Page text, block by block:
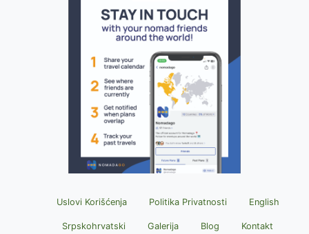
Uslovi Korišćenja Politika Privatnosti English
Srpskohrvatski Galerija Blog Kontakt